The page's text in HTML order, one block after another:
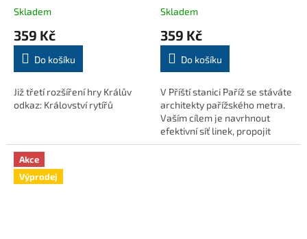
Skladem
359 Kč
Do košíku
Již třetí rozšíření hry Králův
odkaz: Království rytířů
Skladem
359 Kč
Do košíku
V Příští stanici Paříž se stáváte
architekty pařížského metra.
Vaším cílem je navrhnout
efektivní síť linek, propojit
ikonické památky a získat za
Akce
Výprodej